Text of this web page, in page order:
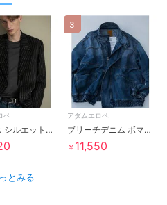
ペ
ボックス シルエット リネンブレザー
アダムエロペ
ブリーチデニム ボマージャケット / ADAM ET ROPE' JEANS -FILM-
￥ 11,550
3
とみる